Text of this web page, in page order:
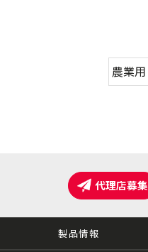
農業用
代理店募集
製品情報